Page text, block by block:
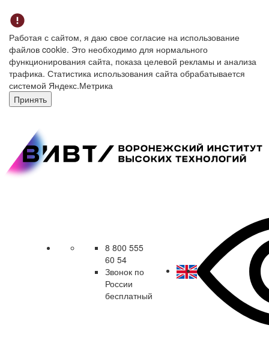
Работая с сайтом, я даю свое согласие на использование
файлов cookie. Это необходимо для нормального
функционирования сайта, показа целевой рекламы и анализа
трафика. Статистика использования сайта обрабатывается
системой Яндекс.Метрика
Принять
8 800 555
60 54
Звонок по
России
бесплатный